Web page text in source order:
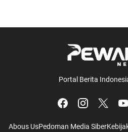
Portal Berita
Abous UsPedoman Media Siber